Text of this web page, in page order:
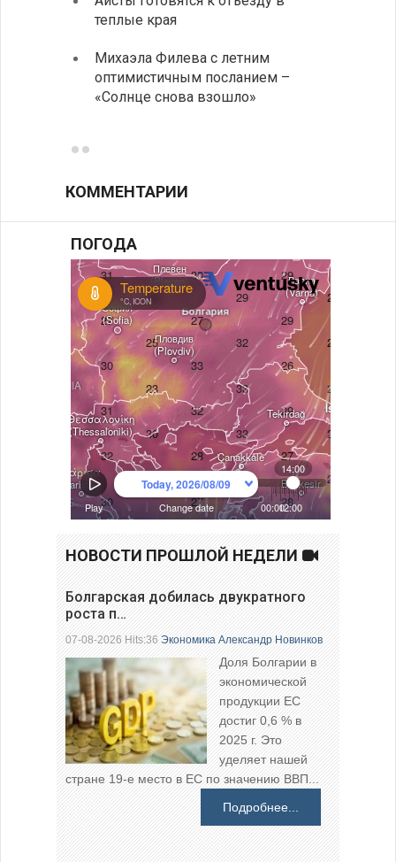
теплые края
Михаэла Филева с летним
оптимистичным посланием –
«Солнце снова взошло»
КОММЕНТАРИИ
ПОГОДА
НОВОСТИ ПРОШЛОЙ НЕДЕЛИ
Болгарская добилась двукратного
роста п…
07-08-2026 Hits:36Экономика Александр Новинков
Доля Болгарии в
экономической
продукции ЕС
достиг 0,6 % в
2025 г. Это
уделяет нашей
стране 19-е место в ЕС по значению ВВП...
Подробнее...